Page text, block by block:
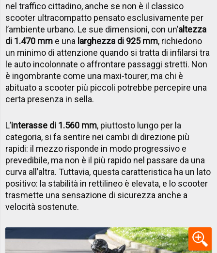
nel traffico cittadino, anche se non è il classico
scooter ultracompatto pensato esclusivamente per
l’ambiente urbano. Le sue dimensioni, con un’altezza
di 1.470 mm e una larghezza di 925 mm, richiedono
un minimo di attenzione quando si tratta di infilarsi tra
le auto incolonnate o affrontare passaggi stretti. Non
è ingombrante come una maxi-tourer, ma chi è
abituato a scooter più piccoli potrebbe percepire una
certa presenza in sella.
L’interasse di 1.560 mm, piuttosto lungo per la
categoria, si fa sentire nei cambi di direzione più
rapidi: il mezzo risponde in modo progressivo e
prevedibile, ma non è il più rapido nel passare da una
curva all’altra. Tuttavia, questa caratteristica ha un lato
positivo: la stabilità in rettilineo è elevata, e lo scooter
trasmette una sensazione di sicurezza anche a
velocità sostenute.